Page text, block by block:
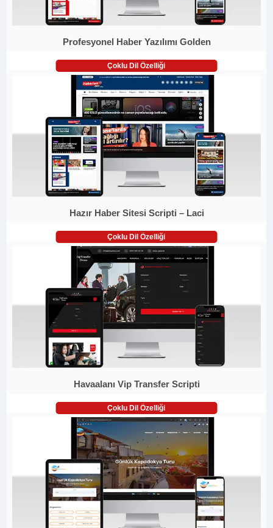
Profesyonel Haber Yazılımı Golden
Çoklu Dil Özelliği
Hazır Haber Sitesi Scripti – Laci
Çoklu Dil Özelliği
Havaalanı Vip Transfer Scripti
Çoklu Dil Özelliği